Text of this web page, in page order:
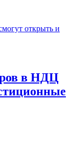
в НДЦ